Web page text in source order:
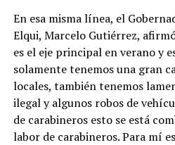
En esa misma línea, el
Elqui, Marcelo Gutiérrez,
es el eje principal en verano y
solamente tenemos una gran
locales, también tenemos
ilegal y algunos robos de
de carabineros esto se está
labor de carabineros. Para mí